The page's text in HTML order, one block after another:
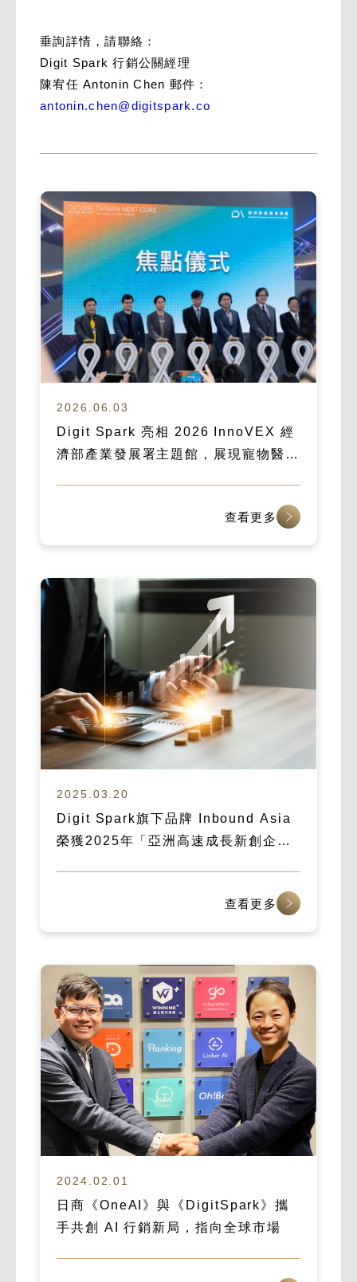
垂詢詳情，請聯絡：
Digit Spark 行銷公關經理
陳宥任 Antonin Chen 郵件：
antonin.chen@digitspark.co
2026.06.03
Digit Spark 亮相 2026 InnoVEX 經
濟部產業發展署主題館，展現寵物醫療
查看更多
2025.03.20
Digit Spark旗下品牌 Inbound Asia
榮獲2025年「亞洲高速成長新創企
查看更多
2024.02.01
日商《OneAI》與《DigitSpark》攜
手共創 AI 行銷新局，指向全球市場